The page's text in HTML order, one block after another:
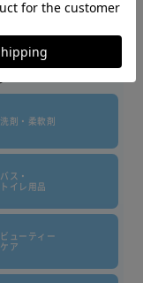
洗剤・柔軟剤
バス・
トイレ用品
ビューティー
ケア